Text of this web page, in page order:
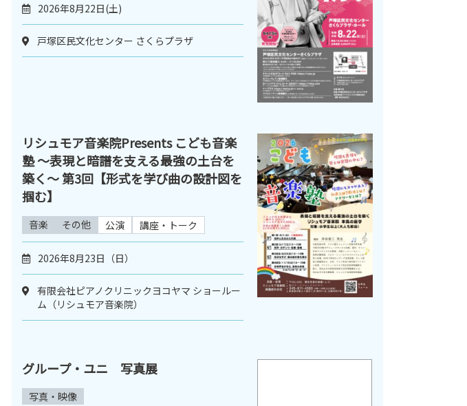
2026年8月22日(土)
戸塚区民文化センター さくらプラザ
リシュモア音楽院Presents こども音楽
塾 ～表現と暗譜を支える最強の土台を
築く～ 第3回【形式を学び曲の設計図を
掴む】
音楽 その他 公演 講座・トーク
2026年8月23日（日）
有限会社ピアノクリニックヨコヤマ ショールー
ム（リシュモア音楽院）
グループ・ユニ 写真展
写真・映像